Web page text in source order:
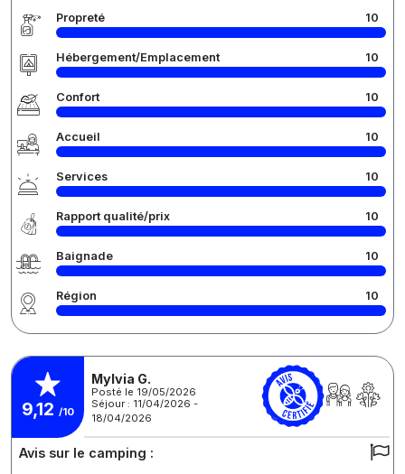
Propreté 10
Hébergement/Emplacement 10
Confort 10
Accueil 10
Services 10
Rapport qualité/prix 10
Baignade 10
Région 10
9,12 /10
Mylvia G.
Posté le 19/05/2026
Séjour : 11/04/2026 -
18/04/2026
Avis sur le camping :